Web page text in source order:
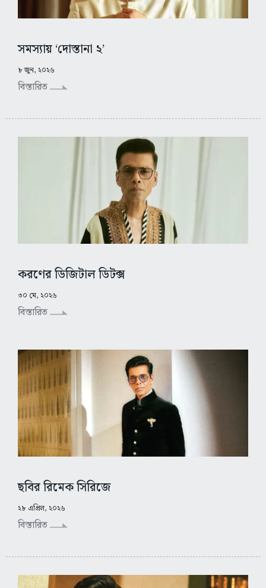
সমস্যায় ‘দোস্তানা ২’
৮ জুন, ২০২৬
বিস্তারিত
করণের ডিজিটাল ডিটক্স
৩০ মে, ২০২৬
বিস্তারিত
ছবির রিমেক সিরিজে
২৮ এপ্রিল, ২০২৬
বিস্তারিত